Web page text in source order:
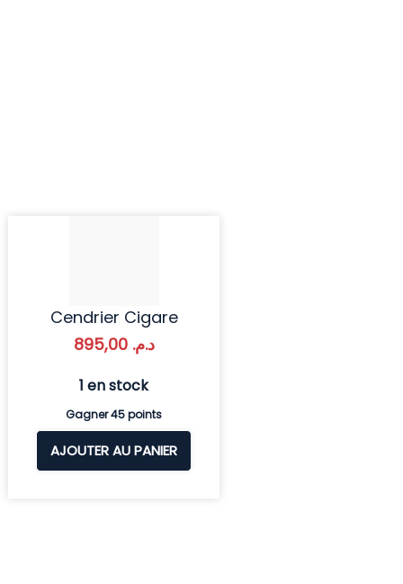
Cendrier Cigare
د.م. 895,00
1 en stock
Gagner 45 points
AJOUTER AU PANIER